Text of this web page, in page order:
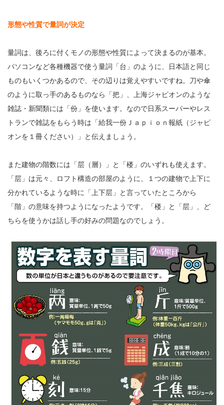
形態や性質で量詞が決定
量詞は、後ろに付くモノの形態や性質によって決まるのが基本。
パソコンなど各種機器で使う量詞「台」のように、日本語と同じ
ものもいくつかあるので、その辺りは覚えやすいですね。刀や傘
のように取っ手のあるものなら「把」、上海ジャピオンのような
雑誌・新聞類には「份」を使います。なので日系スーパーやレス
トランで雑誌をもらう時は「給我一份Ｊａｐｉｏｎ報紙（ジャピ
オンを１冊ください）」と伝えましょう。
また建物の階数には「层（層）」と「楼」のいずれも使えます。
「层」は元々、ロフト構造の部屋のように、１つの建物で上下に
分かれているような時に「上下层」と言っていたところから
「階」の意味を持つようになったようです。「楼」と「层」、ど
ちらを使うかは話し手の好みの問題なのでしょう。